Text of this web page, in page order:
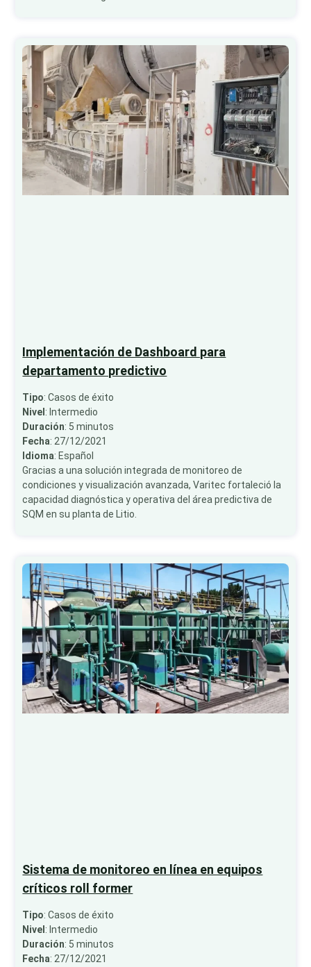
Implementación de Dashboard para
departamento predictivo
Tipo: Casos de éxito
Nivel : Intermedio
Duración: 5 minutos
Fecha: 27/12/2021
Idioma: Español
Gracias a una solución integrada de monitoreo de
condiciones y visualización avanzada, Varitec fortaleció la
capacidad diagnóstica y operativa del área predictiva de
SQM en su planta de Litio.
Sistema de monitoreo en línea en equipos
críticos roll former
Tipo: Casos de éxito
Nivel : Intermedio
Duración: 5 minutos
Fecha: 27/12/2021